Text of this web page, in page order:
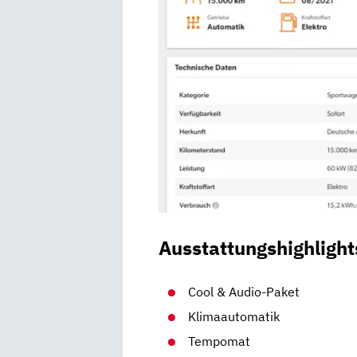
Cool & Audio-Paket
Klimaautomatik
Tempomat